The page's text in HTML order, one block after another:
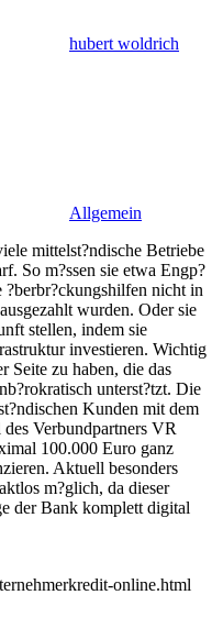
hubert woldrich
Allgemein
mittelst?ndische Betriebe
So m?ssen sie etwa Engp?
?berbr?ckungshilfen nicht in
wurden. Oder sie
stellen, indem sie
investieren. Wichtig
Seite zu haben, die das
unterst?tzt. Die
Kunden mit dem
Verbundpartners VR
100.000 Euro ganz
Aktuell besonders
m?glich, da dieser
der Bank komplett digital
online.html